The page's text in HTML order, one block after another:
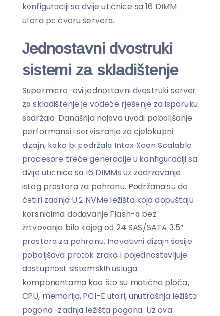
konfiguraciji sa dvije utičnice sa 16 DIMM
utora po čvoru servera.
Jednostavni dvostruki
sistemi za skladištenje
Supermicro-ovi jednostavni dvostruki server
za skladištenje je vodeće rješenje za isporuku
sadržaja. Današnja najava uvodi poboljšanje
performansi i servisiranje za cjelokupni
dizajn, kako bi podržala Intex Xeon Scalable
procesore treće generacije u konfiguraciji sa
dvije utičnice sa 16 DIMMs uz zadržavanje
istog prostora za pohranu. Podržana su do
četiri zadnja U.2 NVMe ležišta koja dopuštaju
korsnicima dodavanje Flash-a bez
žrtvovanja bilo kojeg od 24 SAS/SATA 3.5“
prostora za pohranu. Inovativni dizajn šasije
poboljšava protok zraka i pojednostavljuje
dostupnost sistemskih usluga
komponentama kao što su matična ploča,
CPU, memorija, PCI-E utori, unutrašnja ležišta
pogona i zadnja ležišta pogona. Uz ova